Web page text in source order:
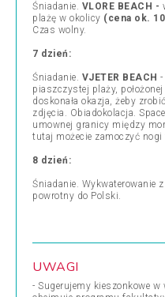
Śniadanie. VLORE BEACH -
plażę w okolicy (cena ok.
Czas wolny.
7 dzień:
Śniadanie. VJETER BEACH
piaszczystej plaży,
doskonała okazja, żeby
zdjęcia. Obiadokolacja.
umownej granicy między
tutaj możecie zamoczyć
8 dzień:
Śniadanie. Wykwaterowanie
powrotny do Polski.
UWAGI
- Sugerujemy kieszonkowe